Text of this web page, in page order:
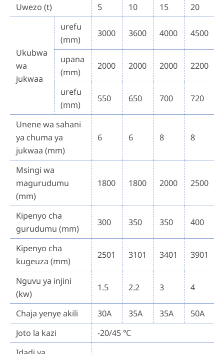
Uwezo (t) 5 10 15 20
Ukubwa
wa
jukwaa
urefu
(mm)
3000 3600 4000 4500
upana
(mm)
2000 2000 2000 2200
urefu
(mm)
550 650 700 720
Unene wa sahani
ya chuma ya
jukwaa (mm)
6 6 8 8
Msingi wa
magurudumu
(mm)
1800 1800 2000 2500
Kipenyo cha
gurudumu (mm)
300 350 350 400
Kipenyo cha
kugeuza (mm)
2501 3101 3401 3901
Nguvu ya injini
(kw)
1.5 2.2 3 4
Chaja yenye akili 30A 35A 35A 50A
Joto la kazi
-20/45 ℃